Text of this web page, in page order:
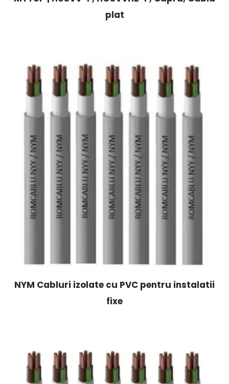
plat
NYM Cabluri izolate cu PVC pentru instalatii
fixe